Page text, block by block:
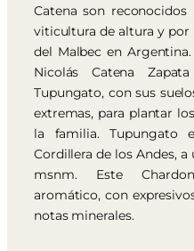
Catena son
viticultura de altura y por
del Malbec en
Nicolás Catena
Tupungato, con sus
extremas, para plantar
la familia. Tupungato
Cordillera de los Andes, a
msnm. Este
aromático, con
notas minerales.